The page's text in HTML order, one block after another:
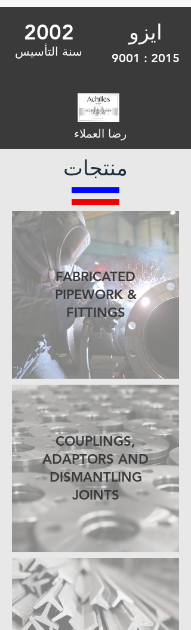
2002
سنة التأسيس
ايزو
9001 : 2015
رضا العملاء
منتجات
FABRICATED
PIPEWORK &
FITTINGS
COUPLINGS,
ADAPTORS AND
DISMANTLING
JOINTS